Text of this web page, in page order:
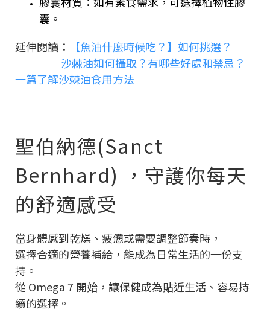
囊。
延伸閱讀：
【魚油什麼時候吃？】如何挑選？
沙棘油如何攝取？有哪些好處和禁忌？
一篇了解沙棘油食用方法
聖伯納德(Sanct
Bernhard) ，守護你每天
的舒適感受
當身體感到乾燥、疲憊或需要調整節奏時，
選擇合適的營養補給，能成為日常生活的一份支
持。
從 Omega 7 開始，讓保健成為貼近生活、容易持
續的選擇。